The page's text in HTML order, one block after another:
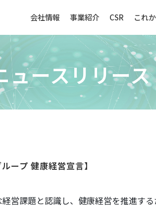
会社情報 事業紹介
生産財（化成品・物資）
事例紹介
セ
事
CSR これ
ュースリリース
ープ 健康経営宣言】
営課題と認識し、健康経営を推進す